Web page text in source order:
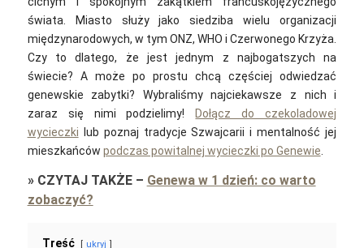
świata. Miasto służy jako siedziba wielu organizacji
międzynarodowych, w tym ONZ, WHO i Czerwonego Krzyża.
Czy to dlatego, że jest jednym z najbogatszych na
świecie? A może po prostu chcą częściej odwiedzać
genewskie zabytki? Wybraliśmy najciekawsze z nich i
zaraz się nimi podzielimy!Dołącz do czekoladowej
wycieczki lub poznaj tradycje Szwajcarii i mentalność jej
mieszkańców podczas powitalnej wycieczki po Genewie
» CZYTAJ TAKŻE– Genewa w 1 dzień: co warto
zobaczyć?
Treść ukryj